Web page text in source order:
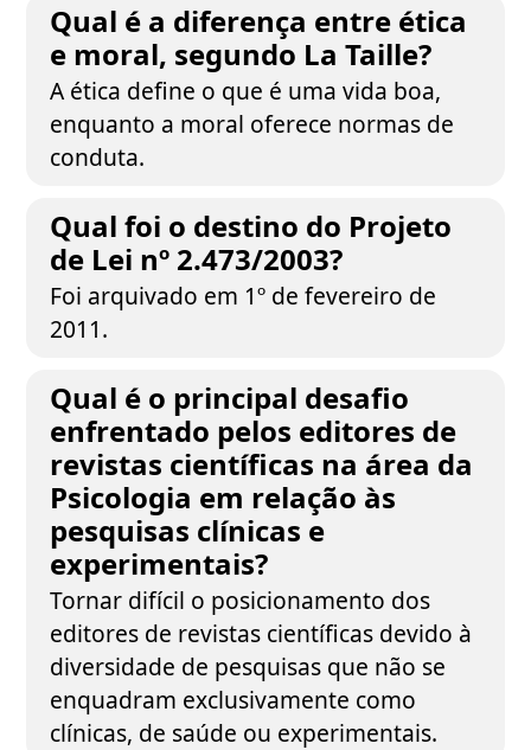
Qual é a diferença entre ética
e moral, segundo La Taille?
A ética define o que é uma vida boa,
enquanto a moral oferece normas de
conduta.
Qual foi o destino do Projeto
de Lei nº 2.473/2003?
Foi arquivado em 1º de fevereiro de
2011.
Qual é o principal desafio
enfrentado pelos editores de
revistas científicas na área da
Psicologia em relação às
pesquisas clínicas e
experimentais?
Tornar difícil o posicionamento dos
editores de revistas científicas devido à
diversidade de pesquisas que não se
enquadram exclusivamente como
clínicas, de saúde ou experimentais.